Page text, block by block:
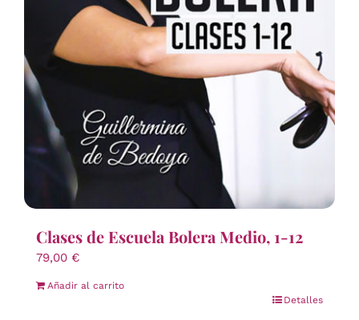
Clases de Escuela Bolera Medio, 1-12
79,00 €
Añadir al carrito
Detalles